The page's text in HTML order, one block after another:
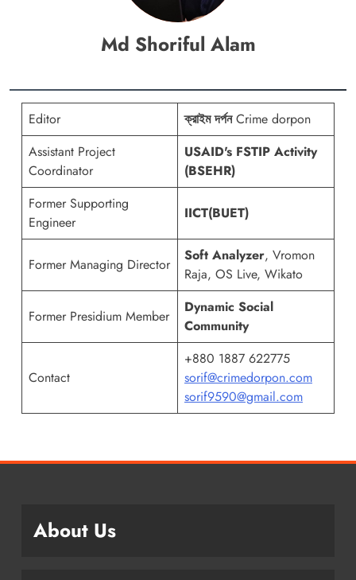
Md Shoriful Alam
Editor ক্রাইম দর্পনCrime dorpon
Assistant Project
Coordinator
USAID's FSTIP Activity
(BSEHR)
Former Supporting
Engineer
IICT(BUET)
Former Managing Director
Soft Analyzer, Vromon
Raja, OS Live, Wikato
Former Presidium Member
Dynamic Social
Community
Contact
+880 1887 622775
sorif@crimedorpon.com
sorif9590@gmail.com
About Us